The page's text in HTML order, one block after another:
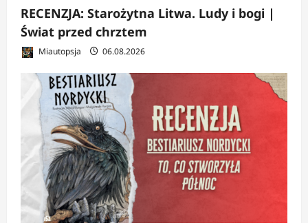
RECENZJA: Starożytna Litwa. Ludy i bogi |
Świat przed chrztem
Miautopsja 06.08.2026